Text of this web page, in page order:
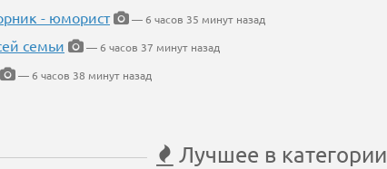
- юморист
— 6 часов 35 минут назад
семьи
— 6 часов 37 минут назад
— 6 часов 38 минут назад
Лучшее в категории